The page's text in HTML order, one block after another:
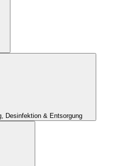
Desinfektion & Entsorgung